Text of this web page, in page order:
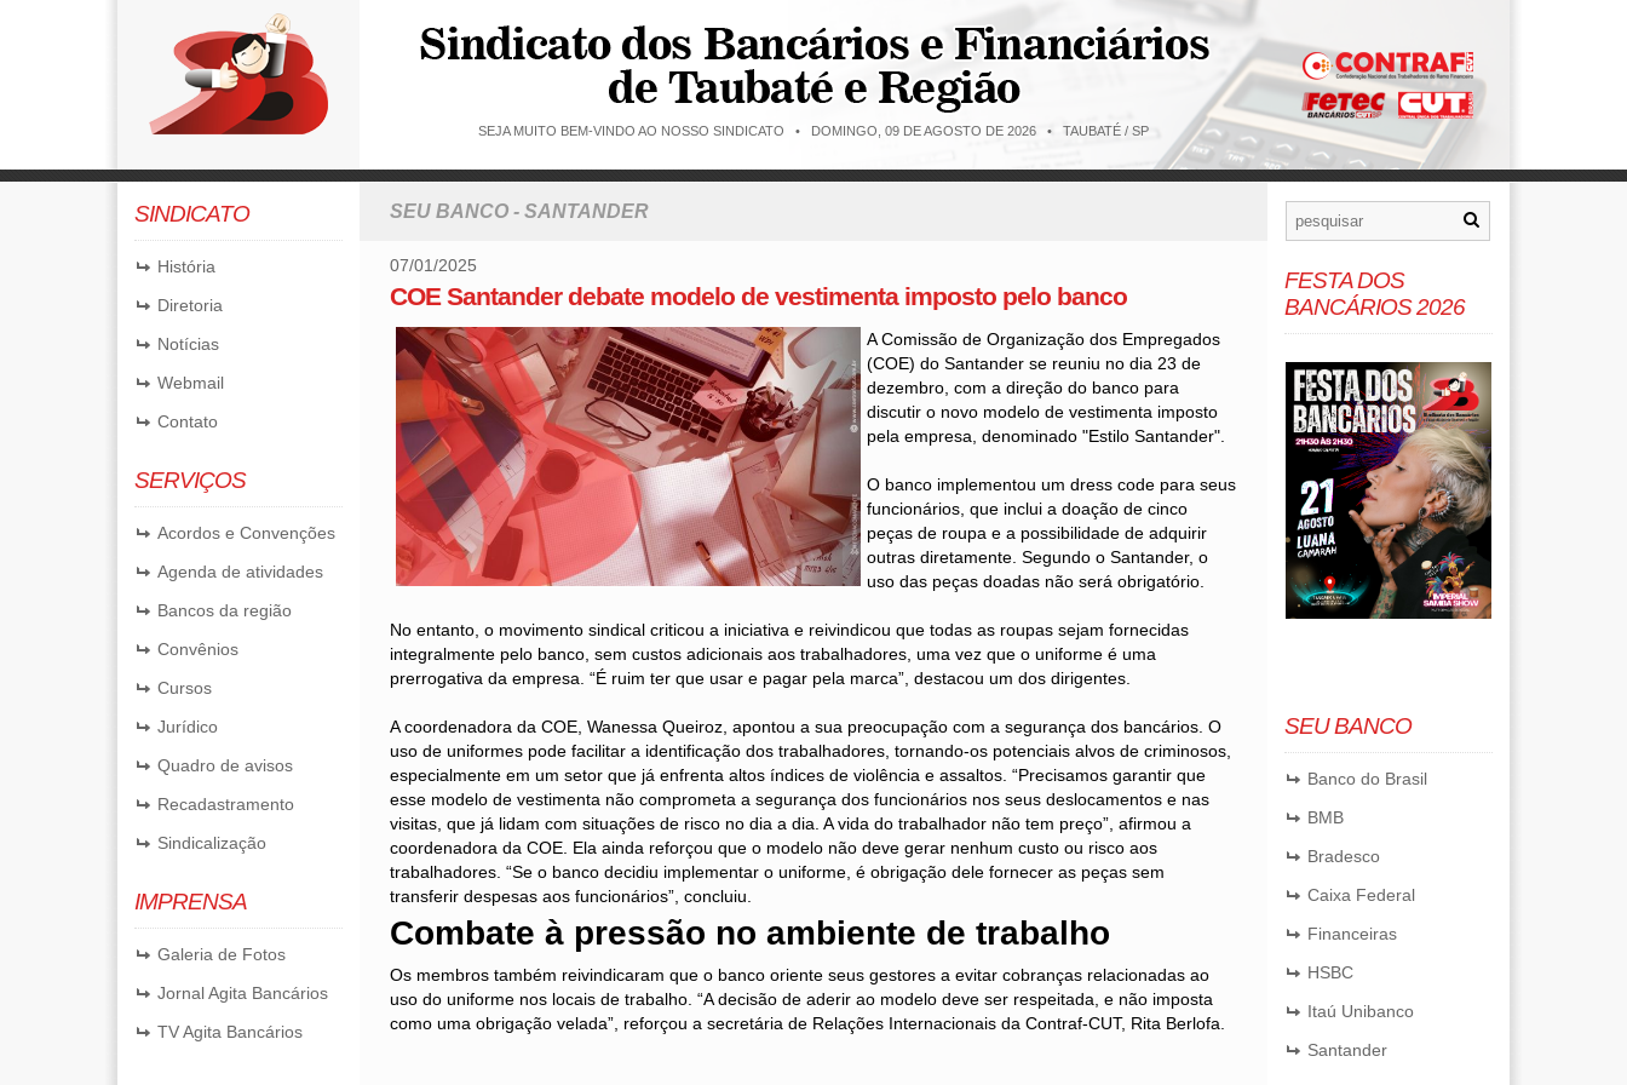
SEJA MUITO BEM-VINDO AO NOSSO SINDICATO • DOMINGO, 09 DE AGOSTO DE 2026 • TAUBATÉ / SP
SINDICATO
História
Diretoria
Notícias
Webmail
Contato
SERVIÇOS
Acordos e Convenções
Agenda de atividades
Bancos da região
Convênios
Cursos
Jurídico
Quadro de avisos
Recadastramento
Sindicalização
IMPRENSA
Galeria de Fotos
Jornal Agita Bancários
TV Agita Bancários
SEU BANCO - SANTANDER
07/01/2025
COE Santander debate modelo de vestimenta imposto pelo banco
A Comissão de Organização dos Empregados
(COE) do Santander se reuniu no dia 23 de
dezembro, com a direção do banco para
discutir o novo modelo de vestimenta imposto
pela empresa, denominado "Estilo Santander".
O banco implementou um dress code para seus
funcionários, que inclui a doação de cinco
peças de roupa e a possibilidade de adquirir
outras diretamente. Segundo o Santander, o
uso das peças doadas não será obrigatório.
No entanto, o movimento sindical criticou a iniciativa e reivindicou que todas as roupas sejam fornecidas
integralmente pelo banco, sem custos adicionais aos trabalhadores, uma vez que o uniforme é uma
prerrogativa da empresa. “É ruim ter que usar e pagar pela marca”, destacou um dos dirigentes.
A coordenadora da COE, Wanessa Queiroz, apontou a sua preocupação com a segurança dos bancários. O
uso de uniformes pode facilitar a identificação dos trabalhadores, tornando-os potenciais alvos de criminosos,
especialmente em um setor que já enfrenta altos índices de violência e assaltos. “Precisamos garantir que
esse modelo de vestimenta não comprometa a segurança dos funcionários nos seus deslocamentos e nas
visitas, que já lidam com situações de risco no dia a dia. A vida do trabalhador não tem preço”, afirmou a
coordenadora da COE. Ela ainda reforçou que o modelo não deve gerar nenhum custo ou risco aos
trabalhadores. “Se o banco decidiu implementar o uniforme, é obrigação dele fornecer as peças sem
transferir despesas aos funcionários”, concluiu.
Combate à pressão no ambiente de trabalho
Os membros também reivindicaram que o banco oriente seus gestores a evitar cobranças relacionadas ao
uso do uniforme nos locais de trabalho. “A decisão de aderir ao modelo deve ser respeitada, e não imposta
como uma obrigação velada”, reforçou a secretária de Relações Internacionais da Contraf-CUT, Rita Berlofa.
FESTA DOS
BANCÁRIOS 2026
SEU BANCO
Banco do Brasil
BMB
Bradesco
Caixa Federal
Financeiras
HSBC
Itaú Unibanco
Santander